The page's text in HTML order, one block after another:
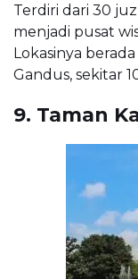
Terdiri dari 30
menjadi pusat
Lokasinya
Gandus, sekitar
9. Taman